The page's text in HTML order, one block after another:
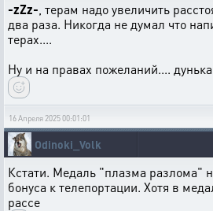
-zZz- , терам надо увеличить
два раза. Никогда не думал что
терах....
Ну и на правах пожеланий....
16 Апреля 2025 00:01:01
Odinoki_Volk
Кстати. Медаль "плазма разлома"
бонуса к телепортации. Хотя в
рассе